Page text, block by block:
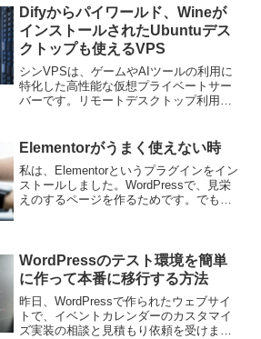
ているウェブサイトのみ対応させて頂き
ます。A...
Difyからパイワールド、Wineが
インストールされたUbuntuデス
クトップも使えるVPS
シンVPSは、ゲームやAIツールの利用に
特化した高性能な仮想プライベートサー
バーです。リモートデスクトップ利用や
を提供します。Difyも簡単にインストー
ルでき、幅広い用途に対応しています。
Elementorがうまく使えない時
私は、Elementorというプラグインをイン
ストールしました。WordPressで、見栄
えのするページを作るためです。でも、
WordPressのテスト環境を簡単
に作って本番に移行する方法
昨日、WordPressで作られたウェブサイ
トで、イベントカレンダーのカスタマイ
ズ実装の相談と見積もり依頼を受けまし